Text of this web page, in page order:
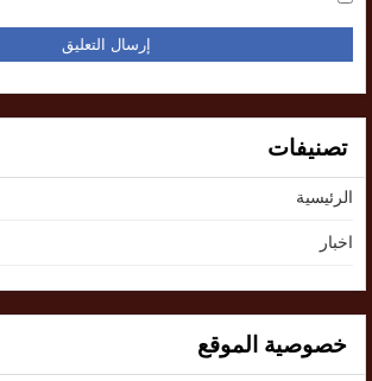
تصنيفات
الرئيسية
اخبار
خصوصية الموقع